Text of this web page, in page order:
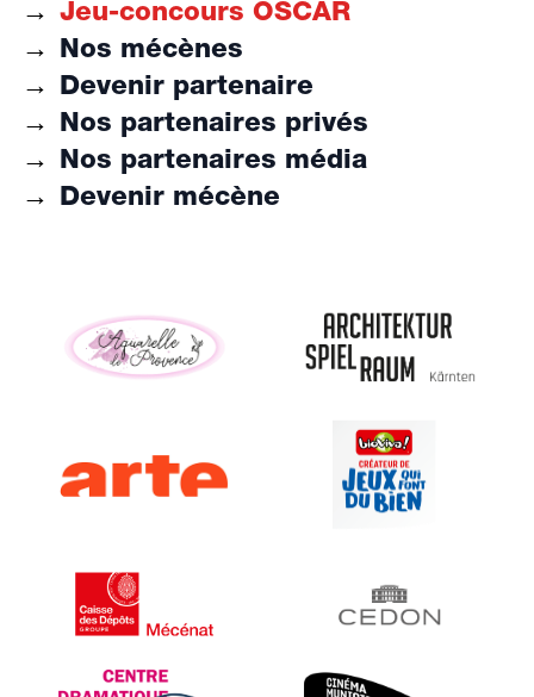
Jeu-concours OSCAR
Nos mécènes
Devenir partenaire
Nos partenaires privés
Nos partenaires média
Devenir mécène